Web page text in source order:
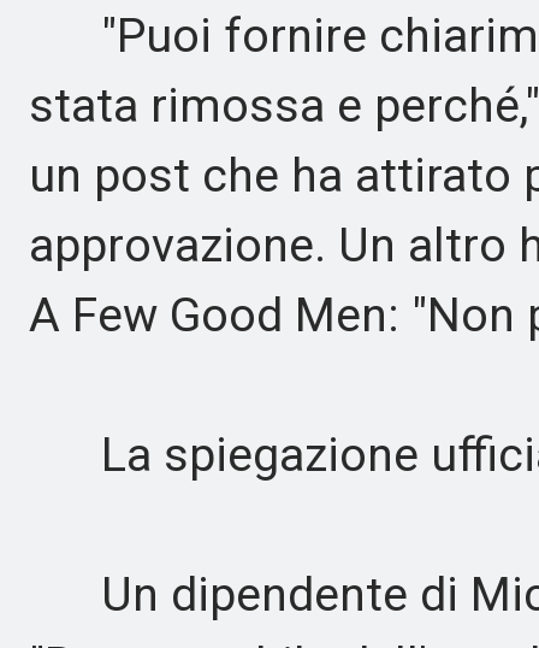
"Puoi fornire
stata rimossa e
un post che ha attirato
approvazione. Un altro
A Few Good Men:
La spiegazione
Un dipendente di